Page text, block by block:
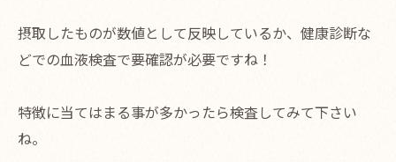
摂取したものが数値として反映しているか、健康診断な
どでの血液検査で要確認が必要ですね！
特徴に当てはまる事が多かったら検査してみて下さい
ね。